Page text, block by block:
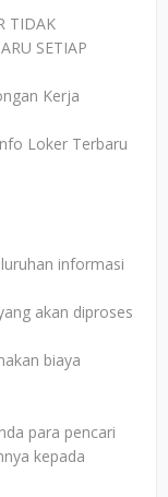
TIDAK
SETIAP
Kerja
Loker Terbaru
informasi
akan diproses
biaya
para pencari
kepada